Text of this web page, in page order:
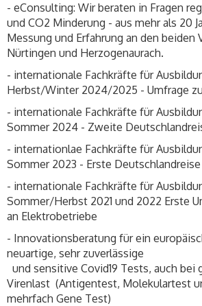
- eConsulting: Wir beraten in Fragen
und CO2 Minderung - aus mehr als 20
Messung und Erfahrung an den beiden
Nürtingen und Herzogenaurach.
- internationale Fachkräfte für
Herbst/Winter 2024/2025 - Umfrage
- internationale Fachkräfte für
Sommer 2024 - Zweite
- internationlae Fachkräfte für
Sommer 2023 - Erste Deutschlandreise
- internationale Fachkräfte für
Sommer/Herbst 2021 und 2022 Erste
an Elektrobetriebe
- Innovationsberatung für ein
neuartige, sehr zuverlässige
und sensitive Covid19 Tests, auch bei
Virenlast (Antigentest, Molekulartest
mehrfach Gene Test)